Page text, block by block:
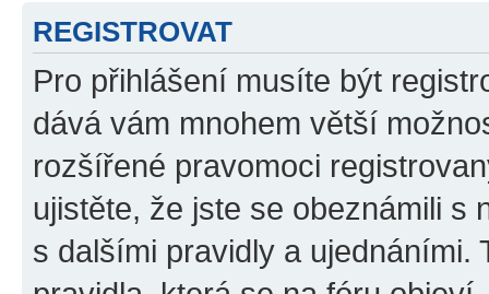
REGISTROVAT
Pro přihlášení musíte být
dává vám mnohem větší
rozšířené pravomoci
ujistěte, že jste se obeznámili s
s dalšími pravidly a ujednáními.